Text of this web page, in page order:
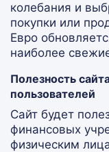
колебания и
покупки или
Евро
наиболее
Полезность
пользователей
Сайт будет
финансовых
физическим